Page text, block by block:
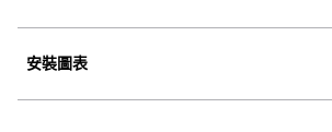
安裝圖表